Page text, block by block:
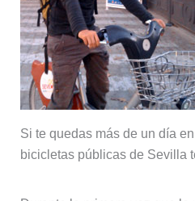
Si te quedas más de un día
bicicletas públicas de Sevilla